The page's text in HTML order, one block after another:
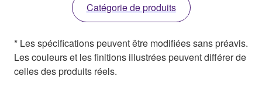
Catégorie de produits
* Les spécifications peuvent être modifiées sans préavis.
Les couleurs et les finitions illustrées peuvent différer de
celles des produits réels.